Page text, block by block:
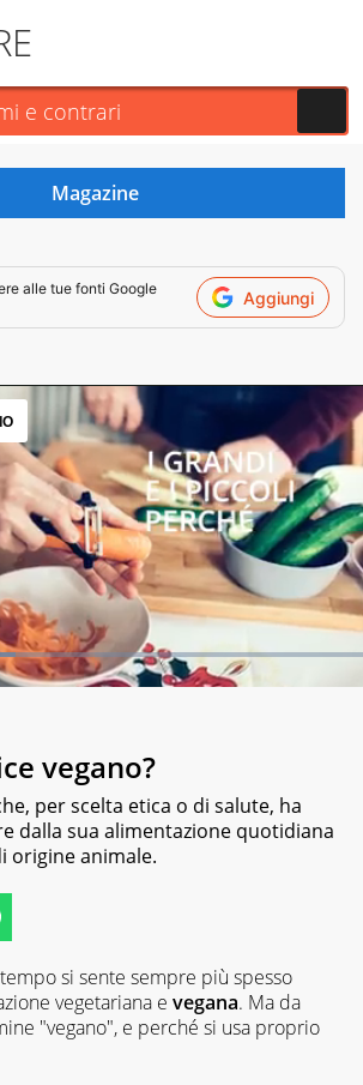
alle tue fonti Google
Aggiungi
vegano?
per scelta etica o di salute, ha
dalla sua alimentazione quotidiana
origine animale.
si sente sempre più spesso
vegetariana e vegana. Ma da
"vegano", e perché si usa proprio